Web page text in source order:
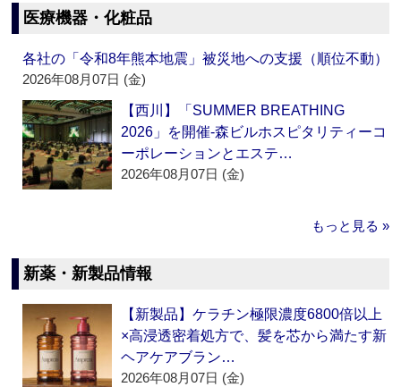
医療機器・化粧品
各社の「令和8年熊本地震」被災地への支援（順位不動）
2026年08月07日 (金)
【西川】「SUMMER BREATHING
2026」を開催‐森ビルホスピタリティーコ
ーポレーションとエステ…
2026年08月07日 (金)
もっと見る »
新薬・新製品情報
【新製品】ケラチン極限濃度6800倍以上
×高浸透密着処方で、髪を芯から満たす新
ヘアケアブラン…
2026年08月07日 (金)